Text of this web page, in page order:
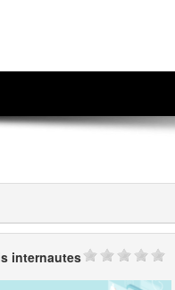
internautes